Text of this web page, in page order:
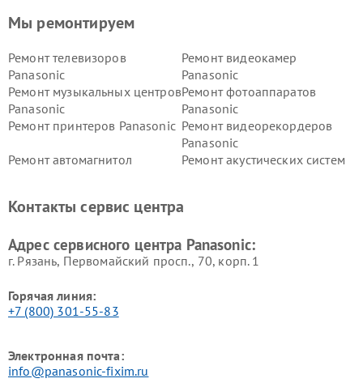
Мы ремонтируем
Ремонт телевизоров
Panasonic
Ремонт видеокамер
Panasonic
Ремонт музыкальных центров
Panasonic
Ремонт фотоаппаратов
Panasonic
Ремонт принтеров Panasonic Ремонт видеорекордеров
Panasonic
Ремонт автомагнитол
Ремонт акустических систем
панелей Panasonic
Контакты сервис центра
Адрес сервисного центра Panasonic:
г. Рязань, Первомайский просп., 70, корп. 1
Горячая линия:
+7 (800) 301-55-83
Электронная почта:
info@panasonic-fixim.ru